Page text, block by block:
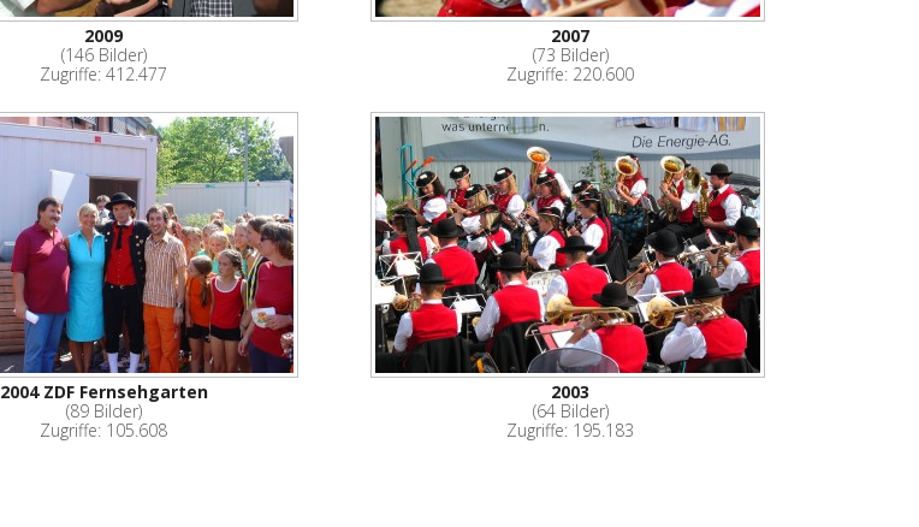
2009
(146 Bilder)
Zugriffe: 412.477
2007
(73 Bilder)
Zugriffe: 220.600
2004 ZDF Fernsehgarten
(89 Bilder)
Zugriffe: 105.608
2003
(64 Bilder)
Zugriffe: 195.183